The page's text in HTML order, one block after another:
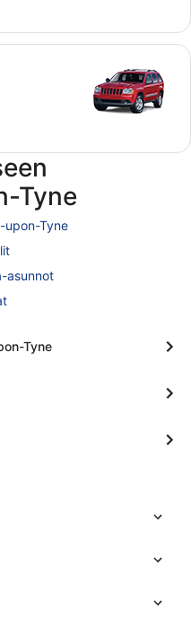
Tyne
upon-Tyne
asunnot
Tyne